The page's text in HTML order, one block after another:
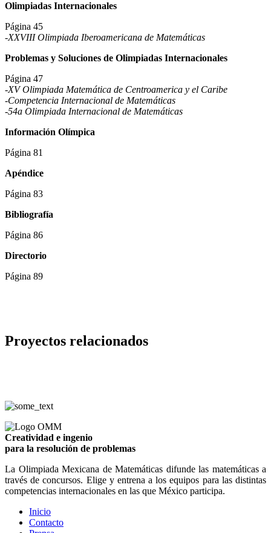
Olimpiadas Internacionales
Página 45
-XXVIII Olimpiada Iberoamericana de Matemáticas
Problemas y Soluciones de Olimpiadas Internacionales
Página 47
-XV Olimpiada Matemática de Centroamerica y el Caribe
-Competencia Internacional de Matemáticas
-54a Olimpiada Internacional de Matemáticas
Información Olímpica
Página 81
Apéndice
Página 83
Bibliografía
Página 86
Directorio
Página 89
Proyectos relacionados
Creatividad e ingenio
para la resolución de problemas
La Olimpiada Mexicana de Matemáticas difunde las matemáticas a
través de concursos. Elige y entrena a los equipos para las distintas
competencias internacionales en las que México participa.
Inicio
Contacto